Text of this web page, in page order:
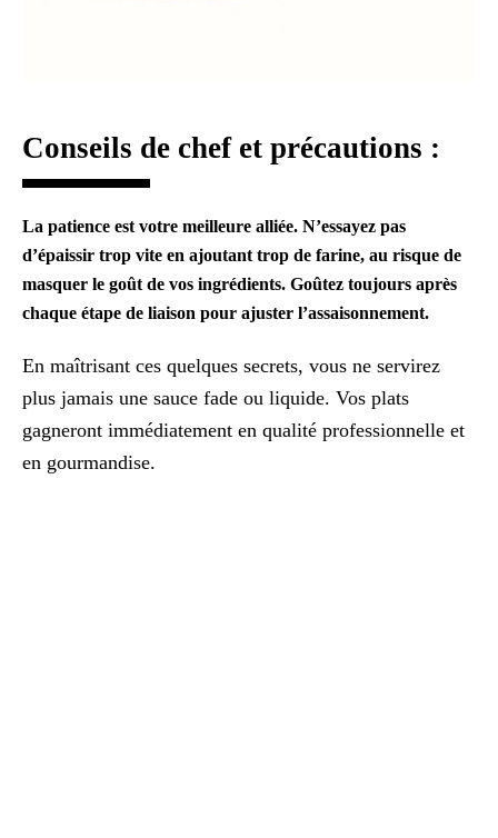
Conseils de chef et précautions :
La patience est votre meilleure alliée. N’essayez pas
d’épaissir trop vite en ajoutant trop de farine, au risque de
masquer le goût de vos ingrédients. Goûtez toujours après
chaque étape de liaison pour ajuster l’assaisonnement.
En maîtrisant ces quelques secrets, vous ne servirez
plus jamais une sauce fade ou liquide. Vos plats
gagneront immédiatement en qualité professionnelle et
en gourmandise.